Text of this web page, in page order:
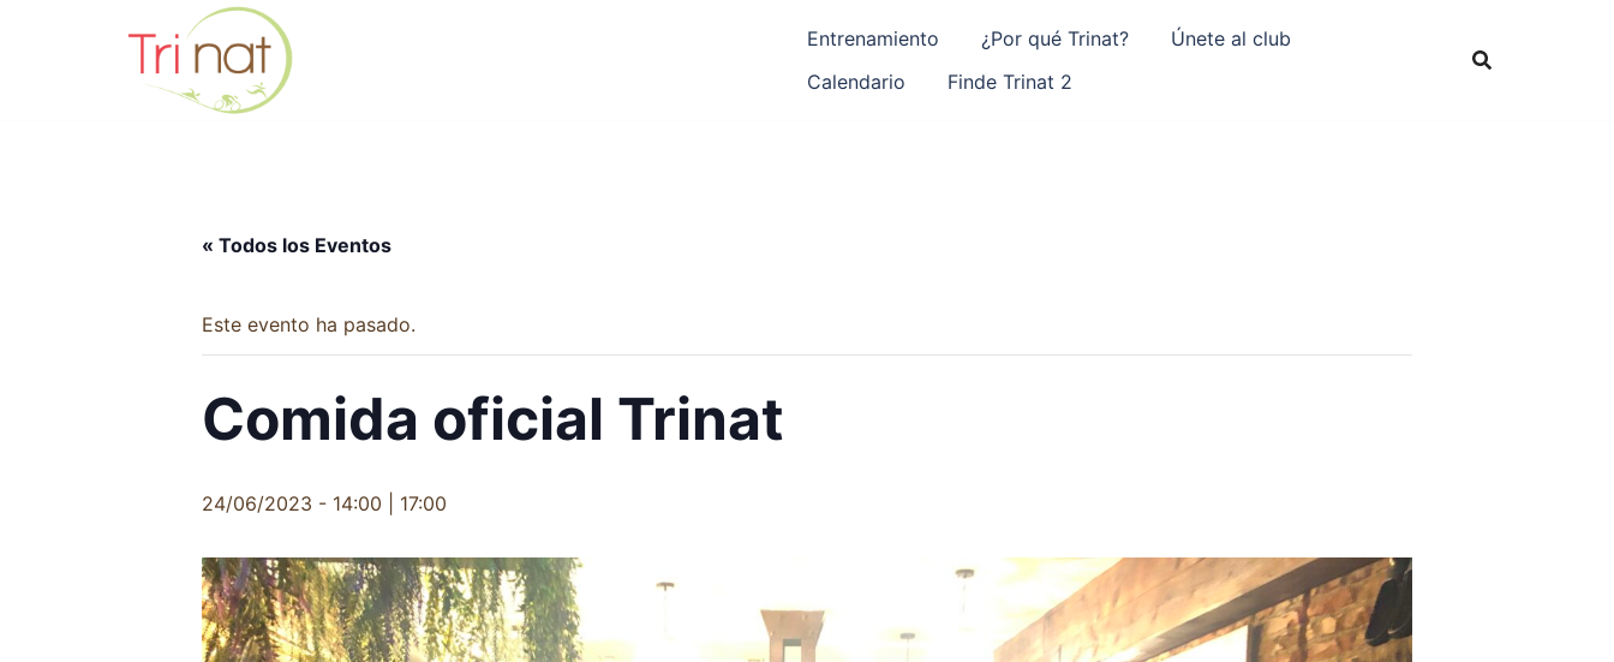
Entrenamiento ¿Por qué Trinat?
Únete al club
Calendario
Finde Trinat 2
« Todos los Eventos
Este evento ha pasado.
Comida oficial Trinat
24/06/2023 - 14:00 17:00